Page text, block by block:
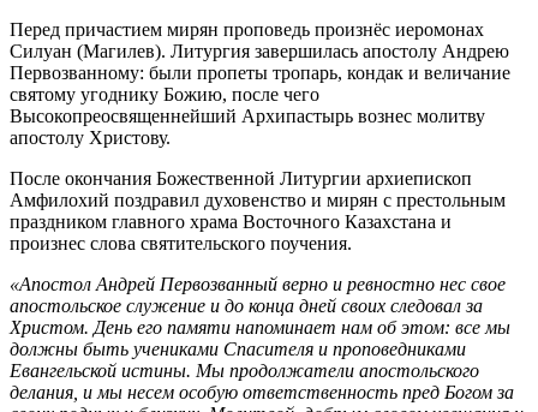
Перед причастием мирян проповедь произнёс иеромонах
Силуан (Магилев). Литургия завершилась апостолу Андрею
Первозванному: были пропеты тропарь, кондак и величание
святому угоднику Божию, после чего
Высокопреосвященнейший Архипастырь вознес молитву
апостолу Христову.
После окончания Божественной Литургии архиепископ
Амфилохий поздравил духовенство и мирян с престольным
праздником главного храма Восточного Казахстана и
произнес слова святительского поучения.
«Апостол Андрей Первозванный верно и ревностно нес свое
апостольское служение и до конца дней своих следовал за
Христом. День его памяти напоминает нам об этом: все мы
должны быть учениками Спасителя и проповедниками
Евангельской истины. Мы продолжатели апостольского
делания, и мы несем особую ответственность пред Богом за